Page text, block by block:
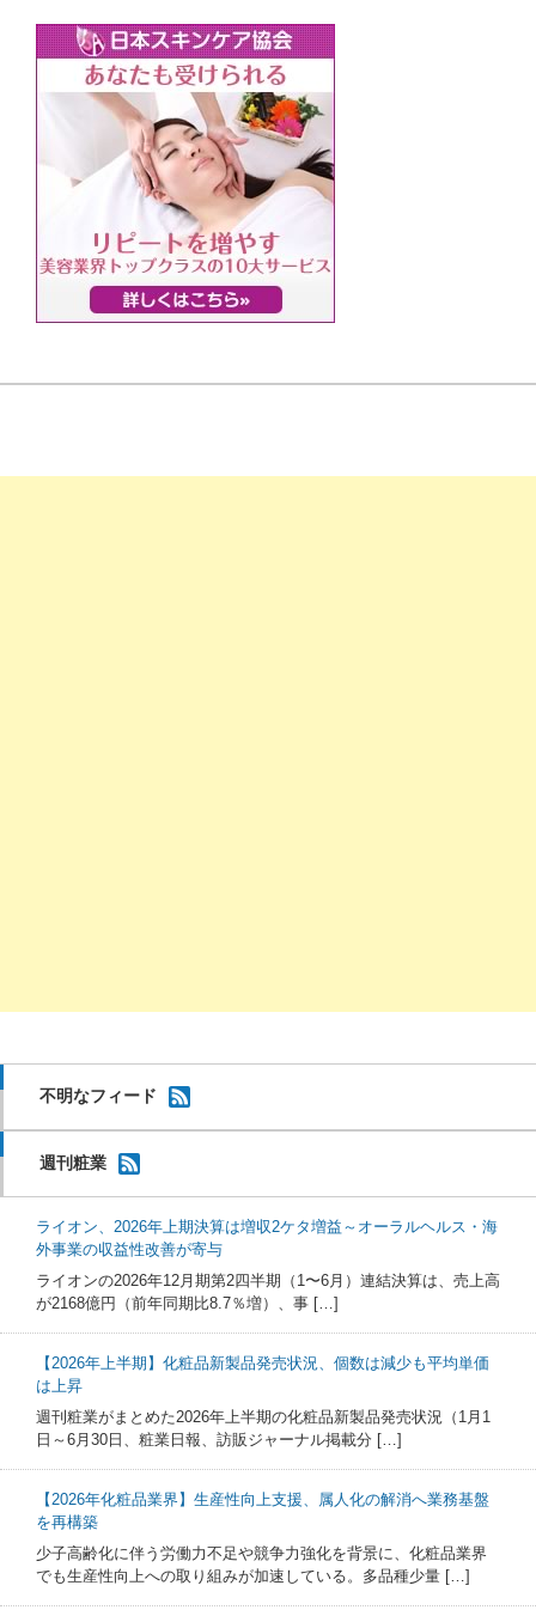
不明なフィード
週刊粧業
ライオン、2026年上期決算は増収2ケタ増益～オーラルヘルス・海
外事業の収益性改善が寄与
ライオンの2026年12月期第2四半期（1〜6月）連結決算は、売上高
が2168億円（前年同期比8.7％増）、事 […]
【2026年上半期】化粧品新製品発売状況、個数は減少も平均単価
は上昇
週刊粧業がまとめた2026年上半期の化粧品新製品発売状況（1月1
日～6月30日、粧業日報、訪販ジャーナル掲載分 […]
【2026年化粧品業界】生産性向上支援、属人化の解消へ業務基盤
を再構築
少子高齢化に伴う労働力不足や競争力強化を背景に、化粧品業界
でも生産性向上への取り組みが加速している。多品種少量 […]